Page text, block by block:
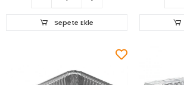
Sepete Ekle